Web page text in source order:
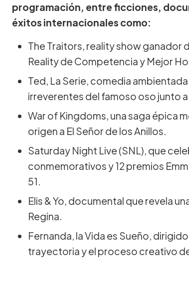
programación, entre ficciones,
éxitos internacionales como:
The Traitors, reality show ganador
Reality de Competencia y Mejor
Ted, La Serie, comedia
irreverentes del famoso oso junto
War of Kingdoms, una saga épica
origen a El Señor de los Anillos.
Saturday Night Live (SNL), que
conmemorativos y 12 premios
51.
Elis & Yo, documental que revela
Regina.
Fernanda, la Vida es Sueño,
trayectoria y el proceso creativo